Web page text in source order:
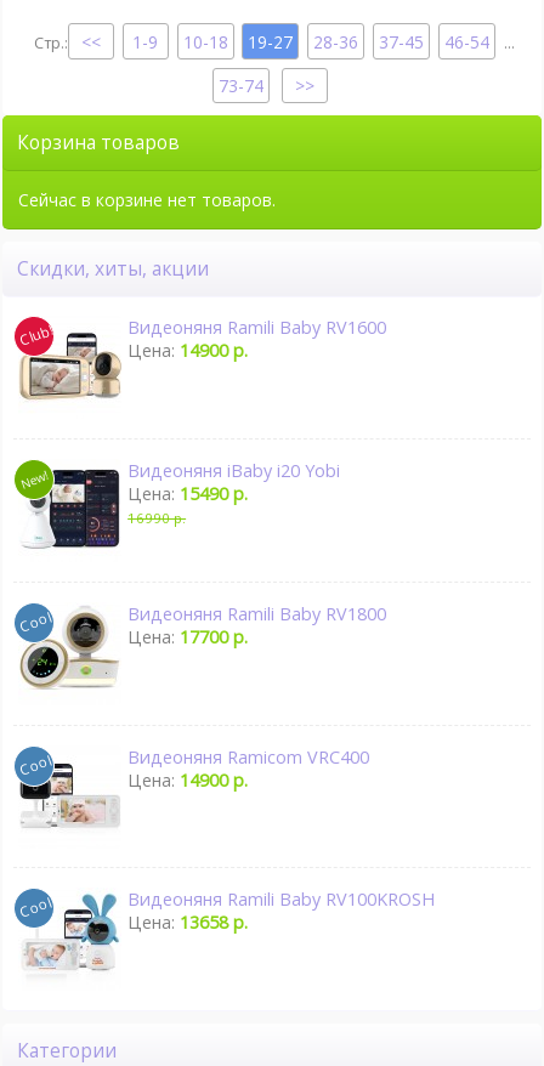
1-9 10-18 19-27 28-36 37-45 46-54 ...
73-74
Корзина товаров
Сейчас в корзине нет товаров.
Скидки, хиты, акции
Видеоняня Ramili Baby RV1600
Цена: 14900 р.
Видеоняня iBaby i20 Yobi
Цена: 15490 р.
16990 р.
Видеоняня Ramili Baby RV1800
Цена: 17700 р.
Видеоняня Ramicom VRC400
Цена: 14900 р.
Видеоняня Ramili Baby RV100KROSH
Цена: 13658 р.
Категории